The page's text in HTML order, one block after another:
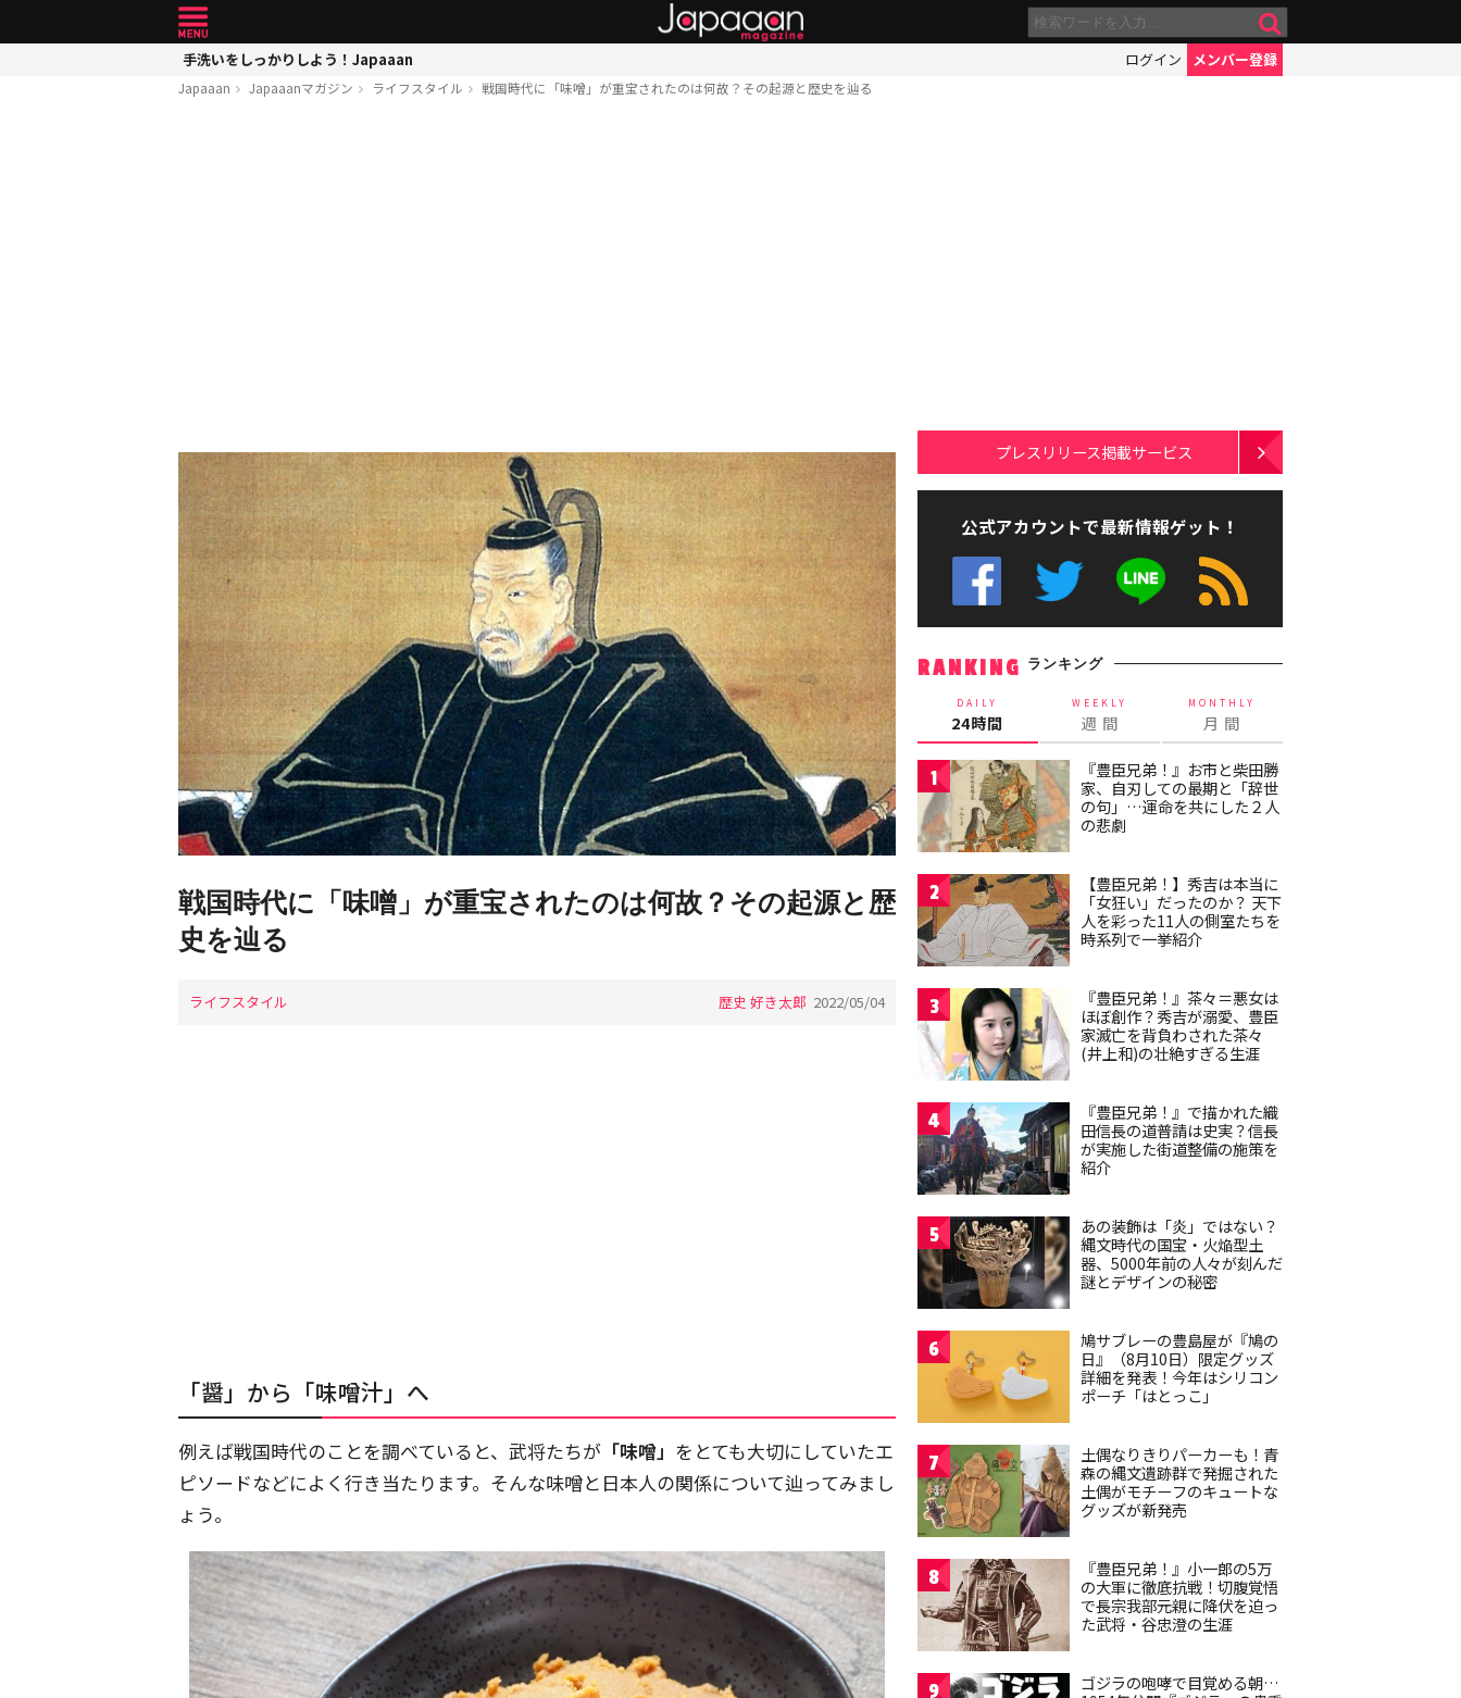
手洗いをしっかりしよう！Japaaan ログイン メンバー登録
Japaaan Japaaanマガジン ライフスタイル 戦国時代に「味噌」が重宝されたのは何故？その起源と歴史を辿る
戦国時代に「味噌」が重宝されたのは何故？その起源と歴
史を辿る
ライフスタイル 歴史 好き太郎 2022/05/04
「醤」から「味噌汁」へ
例えば戦国時代のことを調べていると、武将たちが 「味噌」 をとても大切にしていたエ
ピソードなどによく行き当たります。そんな味噌と日本人の関係について辿ってみまし
ょう。
プレスリリース掲載サービス
公式アカウントで最新情報ゲット！
RANKING ランキング
DAILY
24時間
WEEKLY
週 間
MONTHLY
月 間
1
『豊臣兄弟！』お市と柴田勝
家、自刃しての最期と「辞世
の句」…運命を共にした２人
の悲劇
2
【豊臣兄弟！】秀吉は本当に
「女狂い」だったのか？ 天下
人を彩った11人の側室たちを
時系列で一挙紹介
3
『豊臣兄弟！』茶々＝悪女は
ほぼ創作？秀吉が溺愛、豊臣
家滅亡を背負わされた茶々
(井上和)の壮絶すぎる生涯
4
『豊臣兄弟！』で描かれた織
田信長の道普請は史実？信長
が実施した街道整備の施策を
紹介
5
あの装飾は「炎」ではない？
縄文時代の国宝・火焔型土
器、5000年前の人々が刻んだ
謎とデザインの秘密
6
鳩サブレーの豊島屋が『鳩の
日』（8月10日）限定グッズ
詳細を発表！今年はシリコン
ポーチ「はとっこ」
7
土偶なりきりパーカーも！青
森の縄文遺跡群で発掘された
土偶がモチーフのキュートな
グッズが新発売
8
『豊臣兄弟！』小一郎の5万
の大軍に徹底抗戦！切腹覚悟
で長宗我部元親に降伏を迫っ
た武将・谷忠澄の生涯
9
ゴジラの咆哮で目覚める朝…